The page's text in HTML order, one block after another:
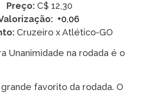
Preço: C$ 12,30
+0,06
Cruzeiro x Atlético-GO
Unanimidade na rodada é o
favorito da rodada. O